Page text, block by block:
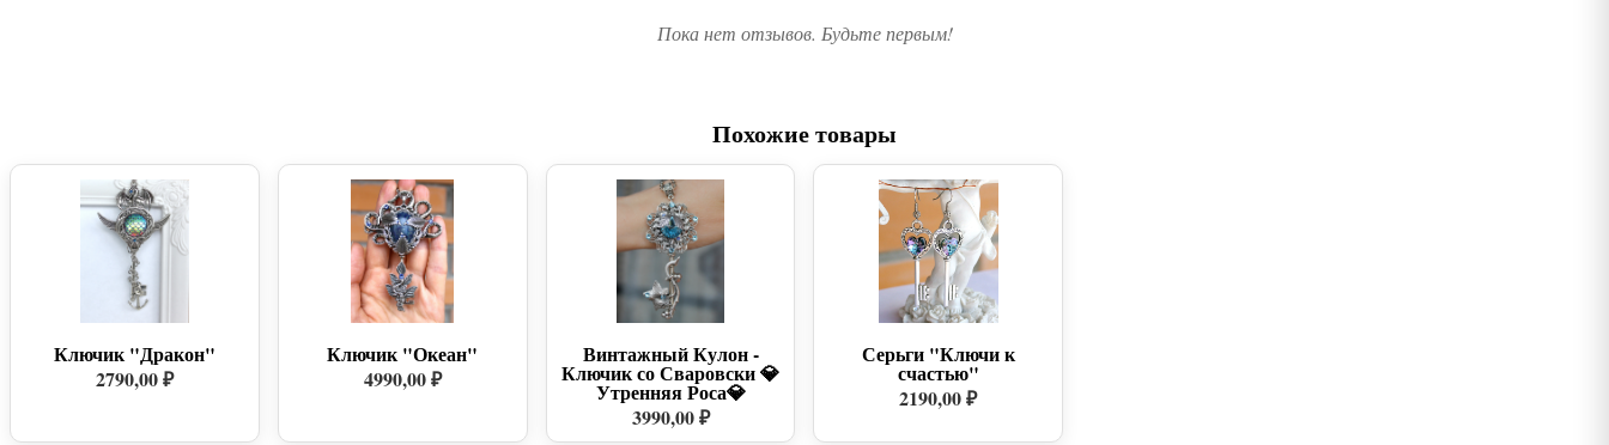
Пока нет отзывов. Будьте первым!
Похожие товары
Ключик "Дракон"
2790,00 ₽
Ключик "Океан"
4990,00 ₽
Винтажный Кулон -
Ключик со Сваровски 💎
Утренняя Роса💎
3990,00 ₽
Серьги "Ключи к
счастью"
2190,00 ₽